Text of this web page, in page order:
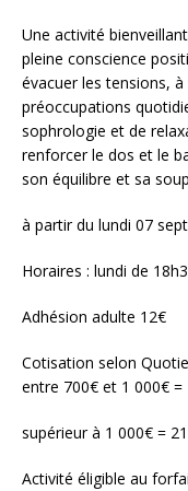
Une activité
pleine conscience
évacuer les tensions,
préoccupations
sophrologie et de
renforcer le dos et le
son équilibre et sa
à partir du lundi 07
Horaires : lundi de
Adhésion adulte 12€
Cotisation selon
entre 700€ et 1 000€ =
supérieur à 1 000€ =
Activité éligible au